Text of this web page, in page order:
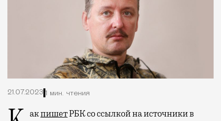
21.07.2023 1 мин. чтения
КакпишетРБК со ссылкой на источники в